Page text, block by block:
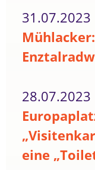
31.07.2023
28.07.2023
eine